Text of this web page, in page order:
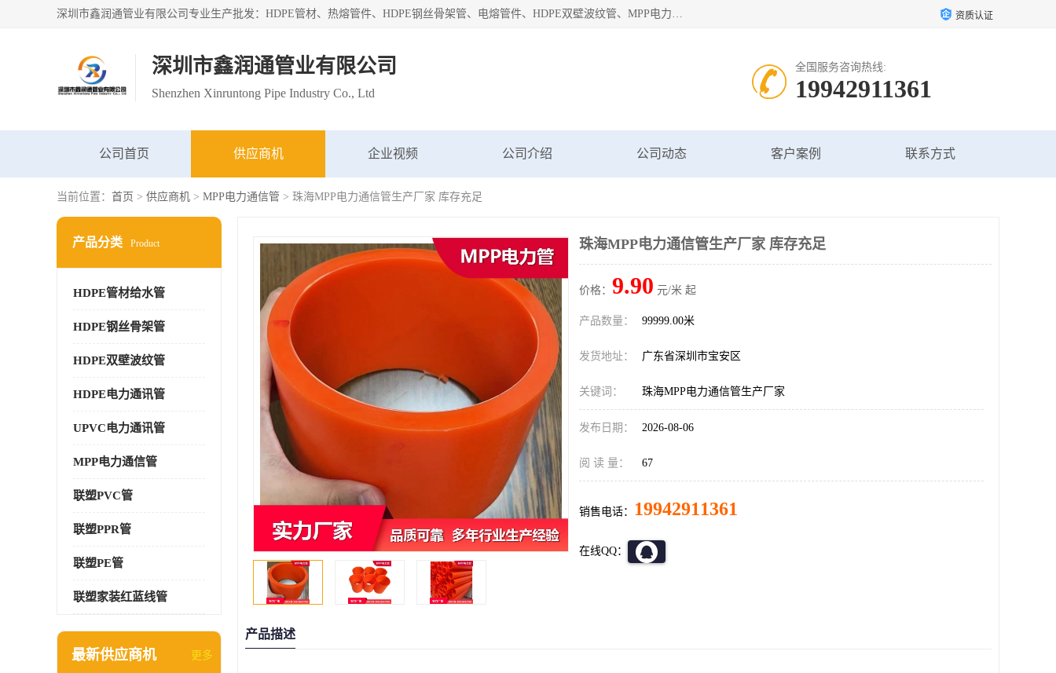
深圳市鑫润通管业有限公司专业生产批发：HDPE管材、热熔管件、HDPE钢丝骨架管、电熔管件、HDPE双壁波纹管、MPP电力管、井盖、PVC管材管件、PPR管材管件等；公司自创建以来，始终秉承“团结、务实、创新、守信”的服务宗旨，凭借专业的服务以及多年的勤奋拼搏，发展成为一家专业销售各种管材管件，绝缘电工套管及配件等系列产品的贸易公司。 资质认证
深圳市鑫润通管业有限公司
Shenzhen Xinruntong Pipe Industry Co., Ltd
全国服务咨询热线:
19942911361
公司首页 供应商机 企业视频 公司介绍 公司动态 客户案例 联系方式
当前位置： 首页 > 供应商机 > MPP电力通信管 > 珠海MPP电力通信管生产厂家 库存充足
产品分类 Product
HDPE管材给水管
HDPE钢丝骨架管
HDPE双壁波纹管
HDPE电力通讯管
UPVC电力通讯管
MPP电力通信管
联塑PVC管
联塑PPR管
联塑PE管
联塑家装红蓝线管
最新供应商机 更多
珠海MPP电力通信管生产厂家 库存充足
价格： 9.90 元/米 起
产品数量： 99999.00米
发货地址： 广东省深圳市宝安区
关键词： 珠海MPP电力通信管生产厂家
发布日期： 2026-08-06
阅 读 量： 67
销售电话： 19942911361
在线QQ：
产品描述